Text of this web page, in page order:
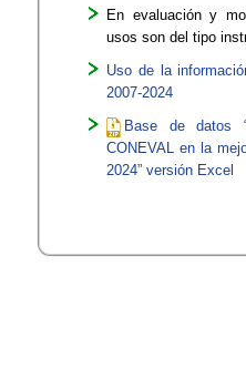
En evaluación y
usos son del tipo
Uso de la
2007-2024
Base de datos
CONEVAL en la
2024” versión Excel